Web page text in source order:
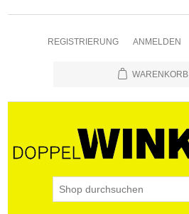
REGISTRIERUNG ANMELDEN
WARENKORB